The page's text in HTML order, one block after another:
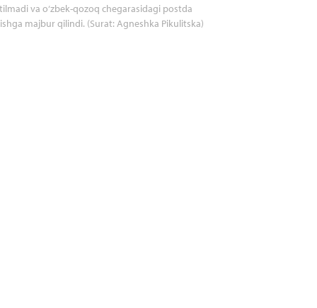
va o‘zbek-qozoq chegarasidagi postda
majbur qilindi. (Surat: Agneshka Pikulitska)